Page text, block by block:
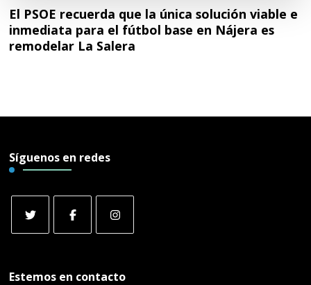
El PSOE recuerda que la única solución viable e
inmediata para el fútbol base en Nájera es
remodelar La Salera
Síguenos en redes
Estemos en contacto